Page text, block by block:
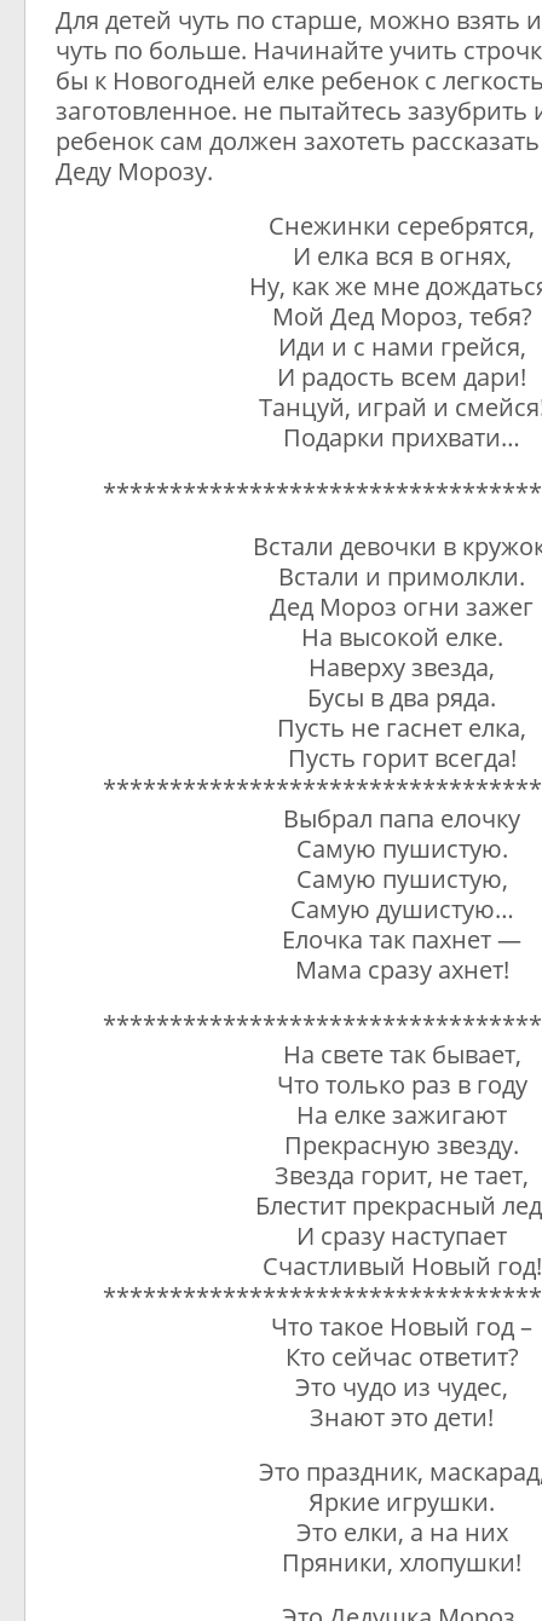
Для детей чуть по старше, можно взять
чуть по больше. Начинайте учить
бы к Новогодней елке ребенок с
заготовленное. не пытайтесь зазубрить
ребенок сам должен захотеть
Деду Морозу.
Снежинки серебрятся,
И елка вся в огнях,
Ну, как же мне
Мой Дед Мороз, тебя?
Иди и с нами грейся,
И радость всем дари!
Танцуй, играй и
Подарки прихвати…
Встали девочки в
Встали и примолкли.
Дед Мороз огни зажег
На высокой елке.
Наверху звезда,
Бусы в два ряда.
Пусть не гаснет елка,
Пусть горит всегда!
Выбрал папа елочку
Самую пушистую.
Самую пушистую,
Самую душистую…
Елочка так пахнет —
Мама сразу ахнет!
На свете так бывает,
Что только раз в году
На елке зажигают
Прекрасную звезду.
Звезда горит, не тает,
Блестит прекрасный
И сразу наступает
Счастливый Новый год!
Что такое Новый год –
Кто сейчас ответит?
Это чудо из чудес,
Знают это дети!
Это праздник,
Яркие игрушки.
Это елки, а на них
Пряники, хлопушки!